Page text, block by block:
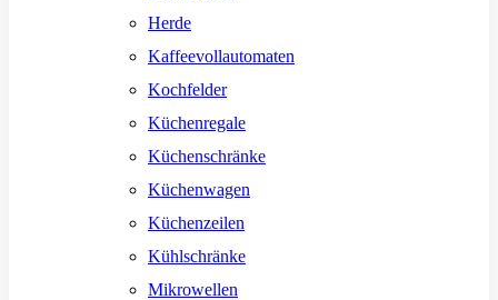
Herde
Kaffeevollautomaten
Kochfelder
Küchenregale
Küchenschränke
Küchenwagen
Küchenzeilen
Kühlschränke
Mikrowellen